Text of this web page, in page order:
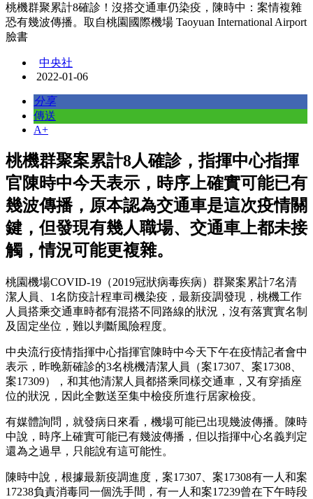
桃機群聚累計8確診！沒搭交通車仍染疫，陳時中：案情複雜
恐有幾波傳播。取自桃園國際機場 Taoyuan International Airport
臉書
中央社
2022-01-06
分享
傳送
A+
桃機群聚案累計8人確診，指揮中心指揮
官陳時中今天表示，時序上確實可能已有
幾波傳播，原本認為交通車是這次疫情關
鍵，但發現有幾人職場、交通車上都未接
觸，情況可能更複雜。
桃園機場COVID-19（2019冠狀病毒疾病）群聚案累計7名清
潔人員、1名防疫計程車司機染疫，最新疫調發現，桃機工作
人員搭乘交通車時都有混搭不同路線的狀況，沒有落實實名制
及固定坐位，難以判斷風險程度。
中央流行疫情指揮中心指揮官陳時中今天下午在疫情記者會中
表示，昨晚新確診的3名桃機清潔人員（案17307、案17308、
案17309），和其他清潔人員都搭乘同樣交通車，又有穿插座
位的狀況，因此全數送至集中檢疫所進行居家檢疫。
有媒體詢問，就發病日來看，機場可能已出現幾波傳播。陳時
中說，時序上確實可能已有幾波傳播，但以指揮中心名義判定
還為之過早，只能說有這可能性。
陳時中說，根據最新疫調進度，案17307、案17308有一人和案
17238負責消毒同一個洗手間，有一人和案17239曾在下午時段